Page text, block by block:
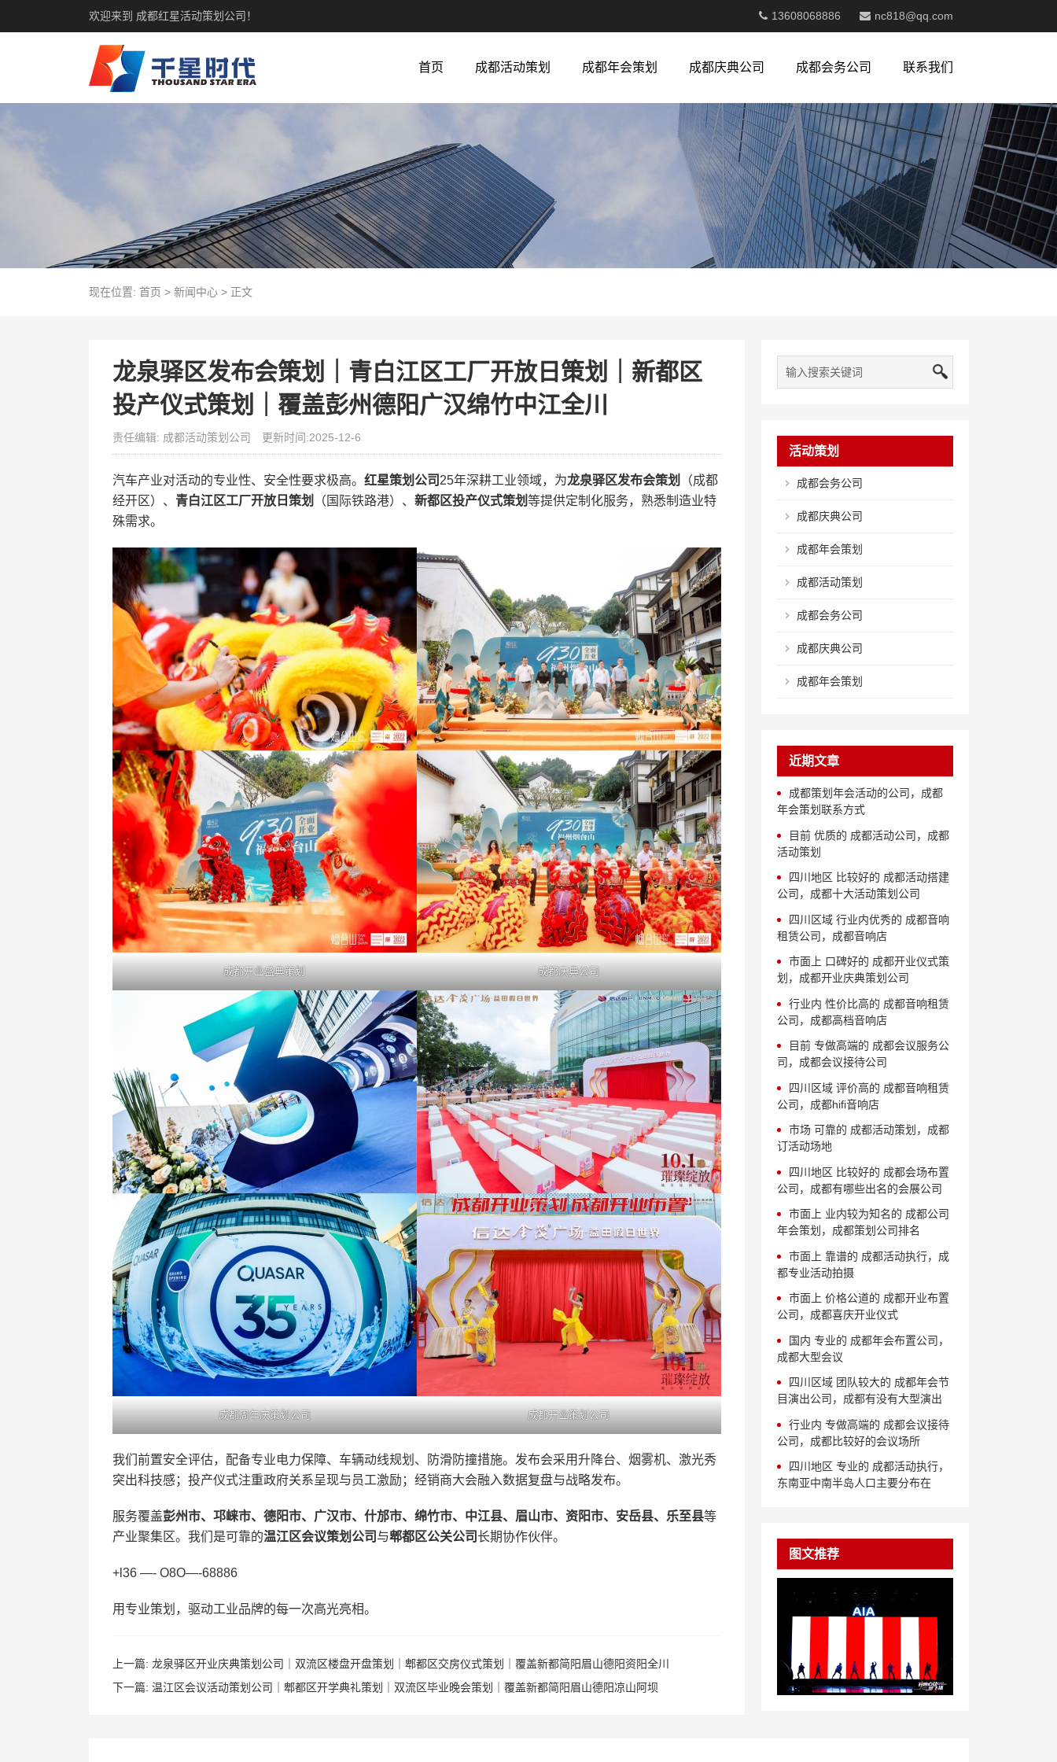
欢迎来到 成都红星活动策划公司！ 13608068886 nc818@qq.com
首页 成都活动策划 成都年会策划 成都庆典公司 成都会务公司 联系我们
现在位置: 首页 > 新闻中心> 正文
龙泉驿区发布会策划｜青白江区工厂开放日策划｜新都区
投产仪式策划｜覆盖彭州德阳广汉绵竹中江全川
责任编辑: 成都活动策划公司 更新时间:2025-12-6
汽车产业对活动的专业性、安全性要求极高。 红星策划公司 25年深耕工业领域，为龙泉驿区发布会策划
（成都
经开区）、 青白江区工厂开放日策划 （国际铁路港）、 新都区投产仪式策划等提供定制化服务，熟悉制造业特
殊需求。
成都开业盛典策划 成都庆典公司
成都周年庆策划公司 成都开业策划公司
我们前置安全评估，配备专业电力保障、车辆动线规划、防滑防撞措施。发布会采用升降台、烟雾机、激光秀
突出科技感；投产仪式注重政府关系呈现与员工激励；经销商大会融入数据复盘与战略发布。
服务覆盖彭州市、邛崃市、德阳市、广汉市、什邡市、绵竹市、中江县、眉山市、资阳市、安岳县、乐至县等
产业聚集区。我们是可靠的温江区会议策划公司 与郫都区公关公司 长期协作伙伴。
+l36 —- O8O—-68886
用专业策划，驱动工业品牌的每一次高光亮相。
上一篇: 龙泉驿区开业庆典策划公司｜双流区楼盘开盘策划｜郫都区交房仪式策划｜覆盖新都简阳眉山德阳资阳全川
下一篇: 温江区会议活动策划公司｜郫都区开学典礼策划｜双流区毕业晚会策划｜覆盖新都简阳眉山德阳凉山阿坝
活动策划
成都会务公司
成都庆典公司
成都年会策划
成都活动策划
成都会务公司
成都庆典公司
成都年会策划
近期文章
成都策划年会活动的公司，成都
年会策划联系方式
目前 优质的 成都活动公司，成都
活动策划
四川地区 比较好的 成都活动搭建
公司，成都十大活动策划公司
四川区域 行业内优秀的 成都音响
租赁公司，成都音响店
市面上 口碑好的 成都开业仪式策
划，成都开业庆典策划公司
行业内 性价比高的 成都音响租赁
公司，成都高档音响店
目前 专做高端的 成都会议服务公
司，成都会议接待公司
四川区域 评价高的 成都音响租赁
公司，成都hifi音响店
市场 可靠的 成都活动策划，成都
订活动场地
四川地区 比较好的 成都会场布置
公司，成都有哪些出名的会展公司
市面上 业内较为知名的 成都公司
年会策划，成都策划公司排名
市面上 靠谱的 成都活动执行，成
都专业活动拍摄
市面上 价格公道的 成都开业布置
公司，成都喜庆开业仪式
国内 专业的 成都年会布置公司，
成都大型会议
四川区域 团队较大的 成都年会节
目演出公司，成都有没有大型演出
行业内 专做高端的 成都会议接待
公司，成都比较好的会议场所
四川地区 专业的 成都活动执行，
东南亚中南半岛人口主要分布在
图文推荐